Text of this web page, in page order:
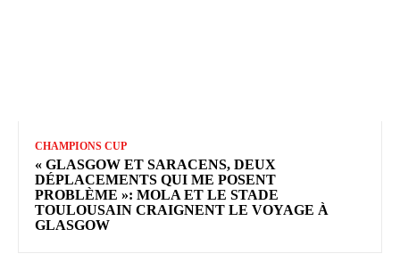
CHAMPIONS CUP
« GLASGOW ET SARACENS, DEUX
DÉPLACEMENTS QUI ME POSENT
PROBLÈME »: MOLA ET LE STADE
TOULOUSAIN CRAIGNENT LE VOYAGE À
GLASGOW